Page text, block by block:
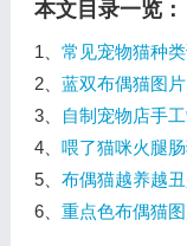
本文目录一览：
1、 常见宠物猫种
2、 蓝双布偶猫图
3、
自制宠物店手
4、 喂了猫咪火腿
5、 布偶猫越养越
6、 重点色布偶猫